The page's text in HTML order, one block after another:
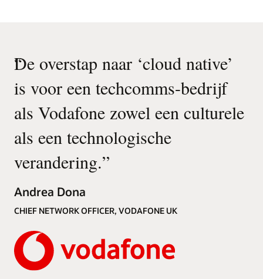
“
De overstap naar ‘cloud native’
is voor een techcomms-bedrijf
als Vodafone zowel een culturele
als een technologische
verandering.”
Andrea Dona
CHIEF NETWORK OFFICER, VODAFONE UK